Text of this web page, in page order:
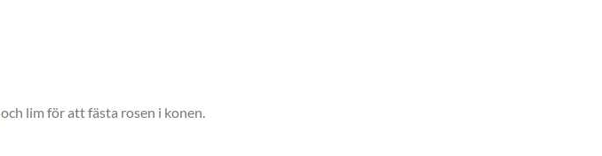
och lim för att fästa rosen i konen.